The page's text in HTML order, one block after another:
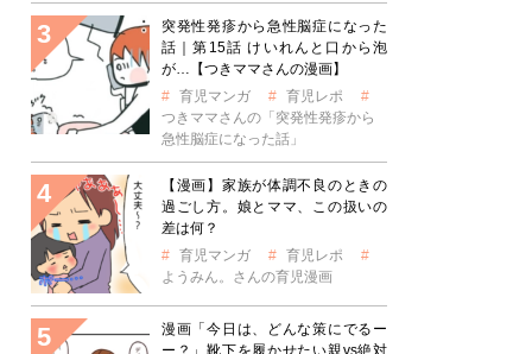
突発性発疹から急性脳症になった
話｜第15話 けいれんと口から泡
が…【つきママさんの漫画】
育児マンガ
育児レポ
つきママさんの「突発性発疹から
急性脳症になった話」
【漫画】家族が体調不良のときの
過ごし方。娘とママ、この扱いの
差は何？
育児マンガ
育児レポ
ようみん。さんの育児漫画
漫画「今日は、どんな策にでるー
ー？」靴下を履かせたい親vs絶対